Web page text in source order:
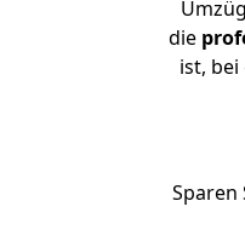
die
ist,
Sparen